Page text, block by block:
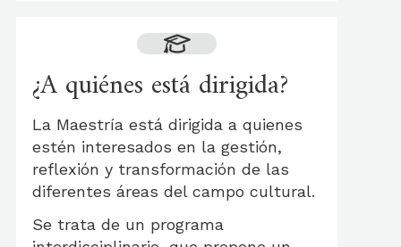
¿A quiénes está dirigida?
La Maestría está dirigida a quienes
estén interesados en la gestión,
reflexión y transformación de las
diferentes áreas del campo cultural.
Se trata de un programa